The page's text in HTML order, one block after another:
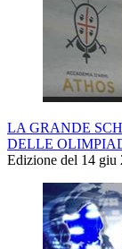
LA GRANDE
DELLE
Edizione del 14 giu